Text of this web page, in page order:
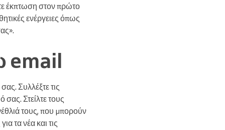
έκπτωση στον πρώτο
ενέργειες όπως
email
Συλλέξτε τις
σας. Στείλτε τους
τους, που μπορούν
τα νέα και τις